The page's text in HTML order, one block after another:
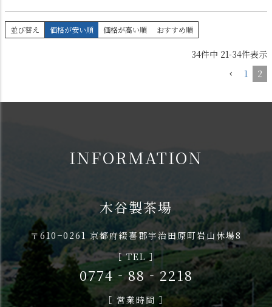
並び替え 価格が安い順 価格が高い順 おすすめ順
34件中 21-34件表示
1
2
INFORMATION
木谷製茶場
〒610−0261 京都府綴喜郡宇治田原町岩山休場8
［ TEL ］
0774‐88‐2218
［ 営業時間 ］